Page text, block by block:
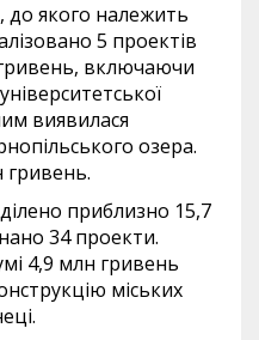
до якого належить
5 проектів
включаючи
виявилася
озера.
гривень.
приблизно 15,7
34 проекти.
4,9 млн гривень
міських